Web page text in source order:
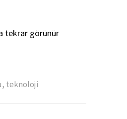
tekrar görünür
, teknoloji